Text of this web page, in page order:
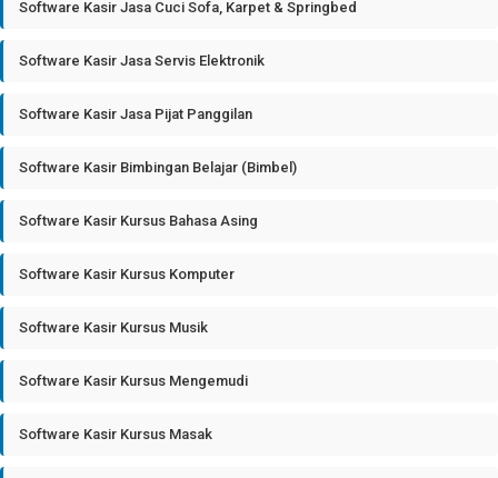
Software Kasir Jasa Cuci Sofa, Karpet & Springbed
Software Kasir Jasa Servis Elektronik
Software Kasir Jasa Pijat Panggilan
Software Kasir Bimbingan Belajar (Bimbel)
Software Kasir Kursus Bahasa Asing
Software Kasir Kursus Komputer
Software Kasir Kursus Musik
Software Kasir Kursus Mengemudi
Software Kasir Kursus Masak